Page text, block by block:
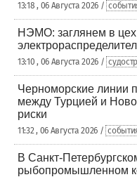
13:18 , 06 Августа 2026 /
НЭМО: заглянем в цех
13:10 , 06 Августа 2026 /
Черноморские линии
между Турцией и
риски
11:32 , 06 Августа 2026 /
В Санкт-
рыбопромышленном